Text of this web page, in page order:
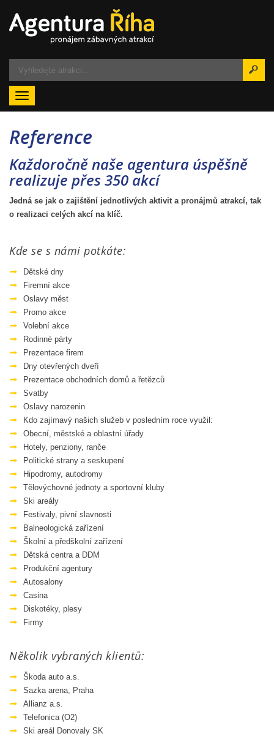
Menu
Reference
Každoročně naše agentura úspěšně
realizuje přes 350 akcí
Jedná se jak o zajištění jednotlivých aktivit a pronájmů atrakcí, tak
o realizaci celých akcí na klíč.
Kde se s námi potkáte:
Dětské dny
Firemní akce
Oslavy měst
Promo akce
Volební akce
Rodinné párty
Prezentace firem
Dny otevřených dveří
Prezentace obchodních domů a řetězců
Svatby
Oslavy narozenin
Kdo zajímavý našich služeb v posledním roce využil:
Obecní, městské a oblastní úřady
Hotely, penziony, ranče
Politické strany a seskupení
Hipodromy, autodromy
Tělovýchovné jednoty a sportovní kluby
Ski areály
Festivaly, pivní slavnosti
Balneologická zařízení
Školní a předškolní zařízení
Dětská centra a DDM
Produkční agentury
Autosalony
Casina
Diskotéky, plesy
Firmy
Několik vybraných klientů:
Škoda auto a.s.
Sazka arena, Praha
Allianz a.s.
Telefonica (O2)
Ski areál Donovaly SK